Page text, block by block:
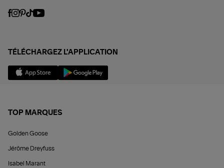
TÉLÉCHARGEZ L'APPLICATION
TOP MARQUES
Golden Goose
Jérôme Dreyfuss
Isabel Marant